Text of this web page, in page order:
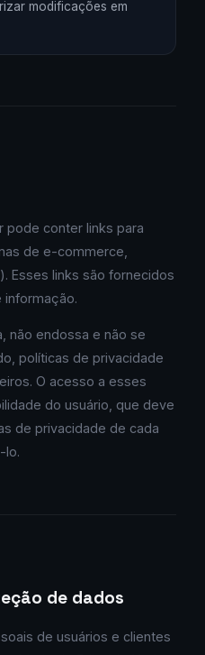
modificações em
pode conter links para
de e-commerce,
Esses links são fornecidos
informação.
não endossa e não se
políticas de privacidade
O acesso a esses
do usuário, que deve
de privacidade de cada
lo.
de dados
de usuários e clientes